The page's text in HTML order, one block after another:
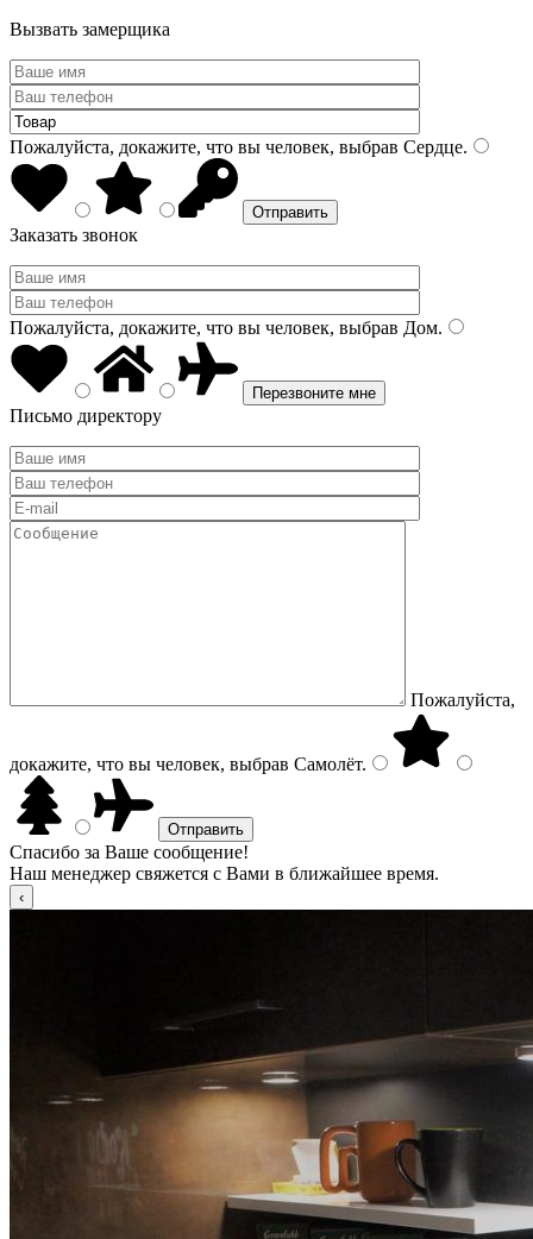
Вызвать замерщика
Пожалуйста, докажите, что вы человек, выбрав Сердце.
Заказать звонок
Пожалуйста, докажите, что вы человек, выбрав Дом.
Письмо директору
Пожалуйста,
докажите, что вы человек, выбрав Самолёт.
Спасибо за Ваше сообщение!
Наш менеджер свяжется с Вами в ближайшее время.